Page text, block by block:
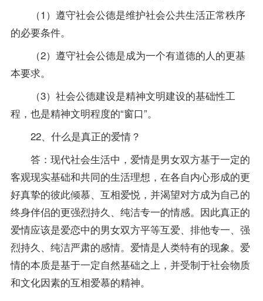
（1）遵守社会公德是维护社会公共生活正常秩序
的必要条件。
（2）遵守社会公德是成为一个有道德的人的更基
本要求。
（3）社会公德建设是精神文明建设的基础性工
程，也是精神文明程度的“窗口”。
22、什么是真正的爱情？
答：现代社会生活中，爱情是男女双方基于一定的
客观现实基础和共同的生活理想，在各自内心形成的更
好真挚的彼此倾慕、互相爱悦，并渴望对方成为自己的
终身伴侣的更强烈持久、纯洁专一的情感。因此真正的
爱情应该是爱恋中的男女双方平等互爱、排他专一、强
烈持久、纯洁严肃的感情。爱情是人类特有的现象。爱
情的本质是基于一定自然基础之上，并受制于社会物质
和文化因素的互相爱慕的精神。